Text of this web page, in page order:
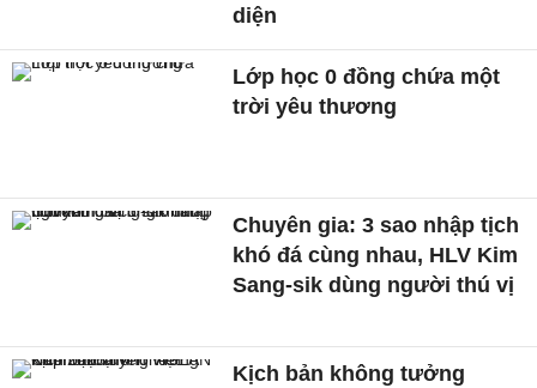
diện
Lớp học 0 đồng chứa một
trời yêu thương
Chuyên gia: 3 sao nhập tịch
khó đá cùng nhau, HLV Kim
Sang-sik dùng người thú vị
Kịch bản không tưởng